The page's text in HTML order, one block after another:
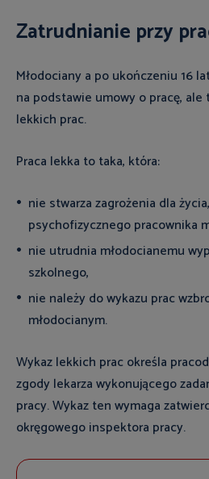
Zatrudnianie przy
Młodociany a po ukończeniu 16
na podstawie umowy o pracę,
lekkich prac.
Praca lekka to taka, która:
nie stwarza zagrożenia dla
psychofizycznego pracownika
nie utrudnia młodocianemu
szkolnego,
nie należy do wykazu prac
młodocianym.
Wykaz lekkich prac określa
zgody lekarza wykonującego
pracy. Wykaz ten wymaga
okręgowego inspektora pracy.